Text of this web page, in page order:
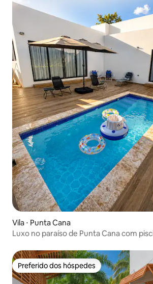
Vila ⋅ Punta Cana
Luxo no paraíso de Punta Cana com
Preferido dos hóspedes
Preferido dos hóspedes